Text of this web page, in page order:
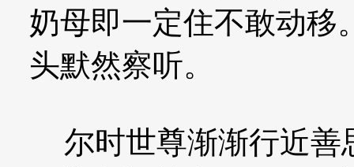
奶母即一定住不敢动移
头默然察听。
尔时世尊渐渐行近善